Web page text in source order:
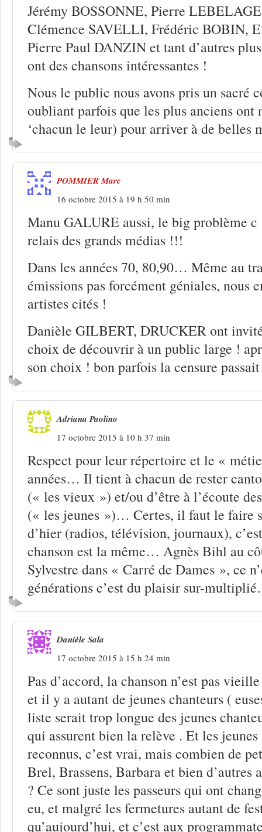
Jérémy BOSSONNE, Pierre
Clémence SAVELLI, Frédéric BOBIN,
Pierre Paul DANZIN et tant d’autres
ont des chansons intéressantes !
Nous le public nous avons pris un sacré
oubliant parfois que les plus anciens ont
‘chacun le leur) pour arriver à de belles
POMMIER Marc
16 octobre 2015 à 19 h 50 min
Manu GALURE aussi, le big problème c
relais des grands médias !!!
Dans les années 70, 80,90… Même au
émissions pas forcément géniales, nous
artistes cités !
Danièle GILBERT, DRUCKER ont
choix de découvrir à un public large !
son choix ! bon parfois la censure
Adriana Paolino
17 octobre 2015 à 10 h 37 min
Respect pour leur répertoire et le «
années… Il tient à chacun de rester
(« les vieux ») et/ou d’être à l’écoute
(« les jeunes »)… Certes, il faut le faire
d’hier (radios, télévision, journaux),
chanson est la même… Agnès Bihl au
Sylvestre dans « Carré de Dames », ce
générations c’est du plaisir sur-
Danièle Sala
17 octobre 2015 à 15 h 24 min
Pas d’accord, la chanson n’est pas
et il y a autant de jeunes chanteurs (
liste serait trop longue des jeunes
qui assurent bien la relève . Et les
reconnus, c’est vrai, mais combien de
Brel, Brassens, Barbara et bien d’autres
? Ce sont juste les passeurs qui ont
eu, et malgré les fermetures autant de
qu’aujourd’hui, et c’est aux